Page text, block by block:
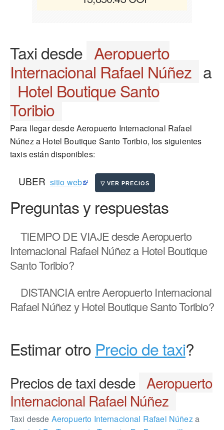
Taxi desde Aeropuerto
Internacional Rafael Núñez a
Hotel Boutique Santo
Toribio
Para llegar desde Aeropuerto Internacional Rafael
Núñez a Hotel Boutique Santo Toribio, los siguientes
taxis están disponibles:
UBER sitio web
Preguntas y respuestas
TIEMPO DE VIAJEdesde Aeropuerto
Internacional Rafael Núñez a Hotel Boutique
Santo Toribio?
DISTANCIAentre Aeropuerto Internacional
Rafael Núñez y Hotel Boutique Santo Toribio?
Estimar otro Precio de taxi?
Precios de taxi desde Aeropuerto
Internacional Rafael Núñez
Taxi desde Aeropuerto Internacional Rafael Núñeza